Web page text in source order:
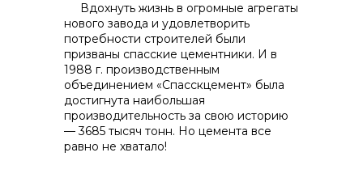
info@vostokcement.ru
Вдохнуть жизнь в огромные агрегаты
нового завода и удовлетворить
потребности строителей были
призваны спасские цементники. И в
1988 г. производственным
объединением «Спасскцемент» была
достигнута наибольшая
производительность за свою историю
— 3685 тысяч тонн. Но цемента все
равно не хватало!